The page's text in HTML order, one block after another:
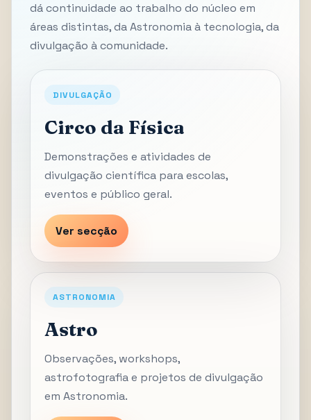
dá continuidade ao trabalho do núcleo em
áreas distintas, da Astronomia à tecnologia, da
divulgação à comunidade.
DIVULGAÇÃO
Circo da Física
Demonstrações e atividades de
divulgação científica para escolas,
eventos e público geral.
Ver secção
ASTRONOMIA
Astro
Observações, workshops,
astrofotografia e projetos de divulgação
em Astronomia.